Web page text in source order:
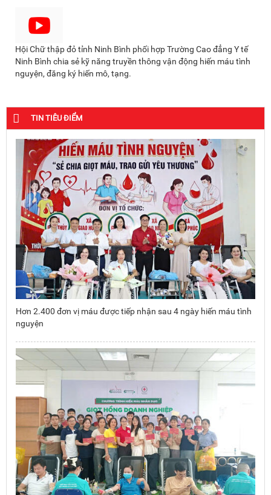
Hội Chữ thập đỏ tỉnh Ninh Bình phối hợp Trường Cao đẳng Y tế
Ninh Bình chia sẻ kỹ năng truyền thông vận động hiến máu tình
nguyện, đăng ký hiến mô, tạng.
TIN TIÊU ĐIỂM
Hơn 2.400 đơn vị máu được tiếp nhận sau 4 ngày hiến máu tình
nguyện